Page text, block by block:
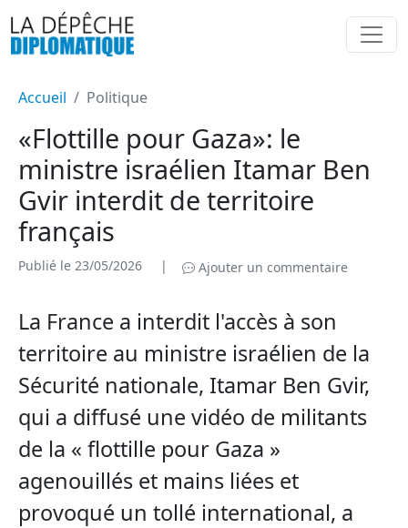
Accueil Politique
«Flottille pour Gaza»: le
ministre israélien Itamar Ben
Gvir interdit de territoire
français
Publié le 23/05/2026 | Ajouter un commentaire
La France a interdit l'accès à son
territoire au ministre israélien de la
Sécurité nationale, Itamar Ben Gvir,
qui a diffusé une vidéo de militants
de la « flottille pour Gaza »
agenouillés et mains liées et
provoqué un tollé international, a